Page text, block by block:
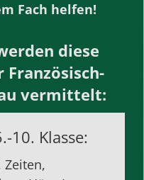
Fach helfen!
diese
vermittelt:
10. Klasse:
Zeiten,